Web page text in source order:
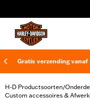
Gratis verzending
H-D Productsoorten/
Custom accessoires &